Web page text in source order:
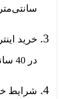
سانتی‌متر
در 40 سانتی‌متر